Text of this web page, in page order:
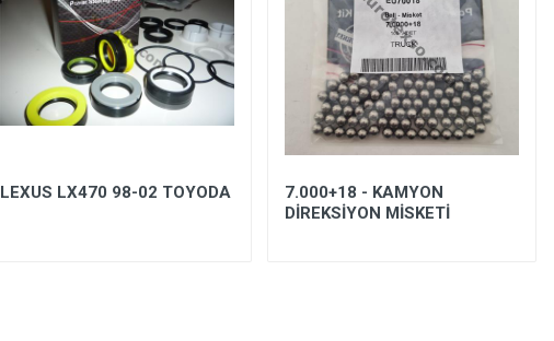
LEXUS LX470 98-02 TOYODA
7.000+18 - KAMYON
DİREKSİYON MİSKETİ